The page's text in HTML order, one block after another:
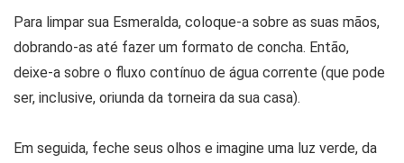
Para limpar sua Esmeralda, coloque-a sobre as suas mãos,
dobrando-as até fazer um formato de concha. Então,
deixe-a sobre o fluxo contínuo de água corrente (que pode
ser, inclusive, oriunda da torneira da sua casa).
Em seguida, feche seus olhos e imagine uma luz verde, da